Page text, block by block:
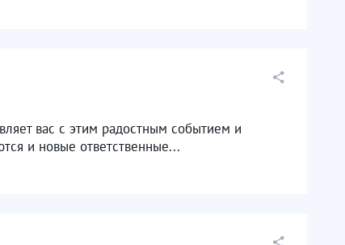
вас с этим радостным событием и
и новые ответственные...